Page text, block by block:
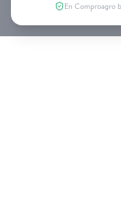
En Comproagro